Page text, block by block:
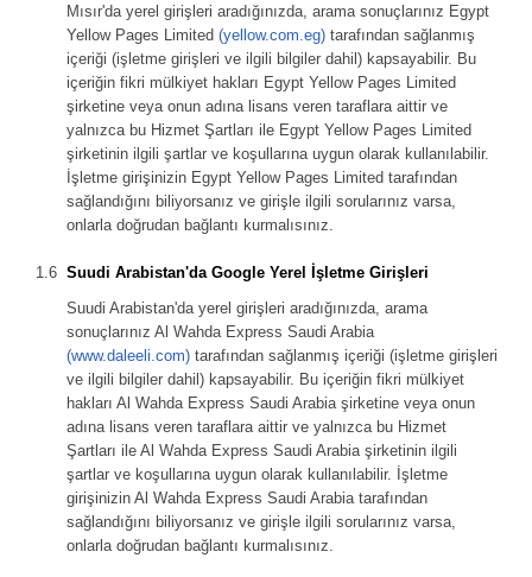
Mısır'da yerel girişleri aradığınızda, arama sonuçlarınız Egypt
Yellow Pages Limited (yellow.com.eg) tarafından sağlanmış
içeriği (işletme girişleri ve ilgili bilgiler dahil) kapsayabilir. Bu
içeriğin fikri mülkiyet hakları Egypt Yellow Pages Limited
şirketine veya onun adına lisans veren taraflara aittir ve
yalnızca bu Hizmet Şartları ile Egypt Yellow Pages Limited
şirketinin ilgili şartlar ve koşullarına uygun olarak kullanılabilir.
İşletme girişinizin Egypt Yellow Pages Limited tarafından
sağlandığını biliyorsanız ve girişle ilgili sorularınız varsa,
onlarla doğrudan bağlantı kurmalısınız.
Suudi Arabistan'da Google Yerel İşletme Girişleri
Suudi Arabistan'da yerel girişleri aradığınızda, arama
sonuçlarınız Al Wahda Express Saudi Arabia
(www.daleeli.com) tarafından sağlanmış içeriği (işletme girişleri
ve ilgili bilgiler dahil) kapsayabilir. Bu içeriğin fikri mülkiyet
hakları Al Wahda Express Saudi Arabia şirketine veya onun
adına lisans veren taraflara aittir ve yalnızca bu Hizmet
Şartları ile Al Wahda Express Saudi Arabia şirketinin ilgili
şartlar ve koşullarına uygun olarak kullanılabilir. İşletme
girişinizin Al Wahda Express Saudi Arabia tarafından
sağlandığını biliyorsanız ve girişle ilgili sorularınız varsa,
onlarla doğrudan bağlantı kurmalısınız.